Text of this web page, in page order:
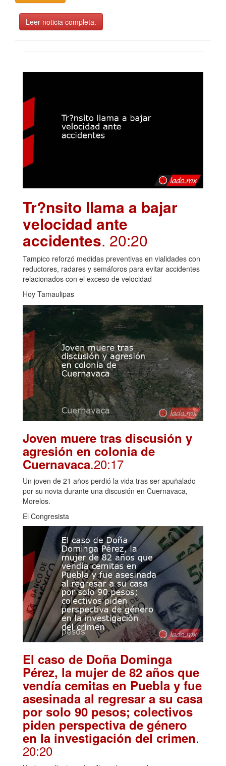
Leer noticia completa.
Tr?nsito llama a bajar
velocidad ante
accidentes. 20:20
Tampico reforzó medidas preventivas en vialidades con
reductores, radares y semáforos para evitar accidentes
relacionados con el exceso de velocidad
Hoy Tamaulipas
Joven muere tras discusión y
agresión en colonia de
Cuernavaca.20:17
Un joven de 21 años perdió la vida tras ser apuñalado
por su novia durante una discusión en Cuernavaca,
Morelos.
El Congresista
El caso de Doña Dominga
Pérez, la mujer de 82 años que
vendía cemitas en Puebla y fue
asesinada al regresar a su casa
por solo 90 pesos; colectivos
piden perspectiva de género
en la investigación del crimen.
20:20